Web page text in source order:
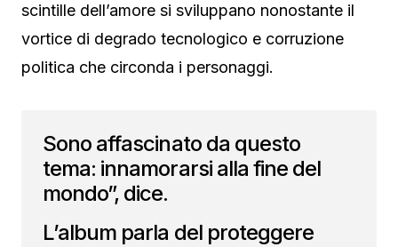
scintille dell’amore si sviluppano nonostante il
vortice di degrado tecnologico e corruzione
politica che circonda i personaggi.
Sono affascinato da questo
tema: innamorarsi alla fine del
mondo”, dice.
L’album parla del proteggere